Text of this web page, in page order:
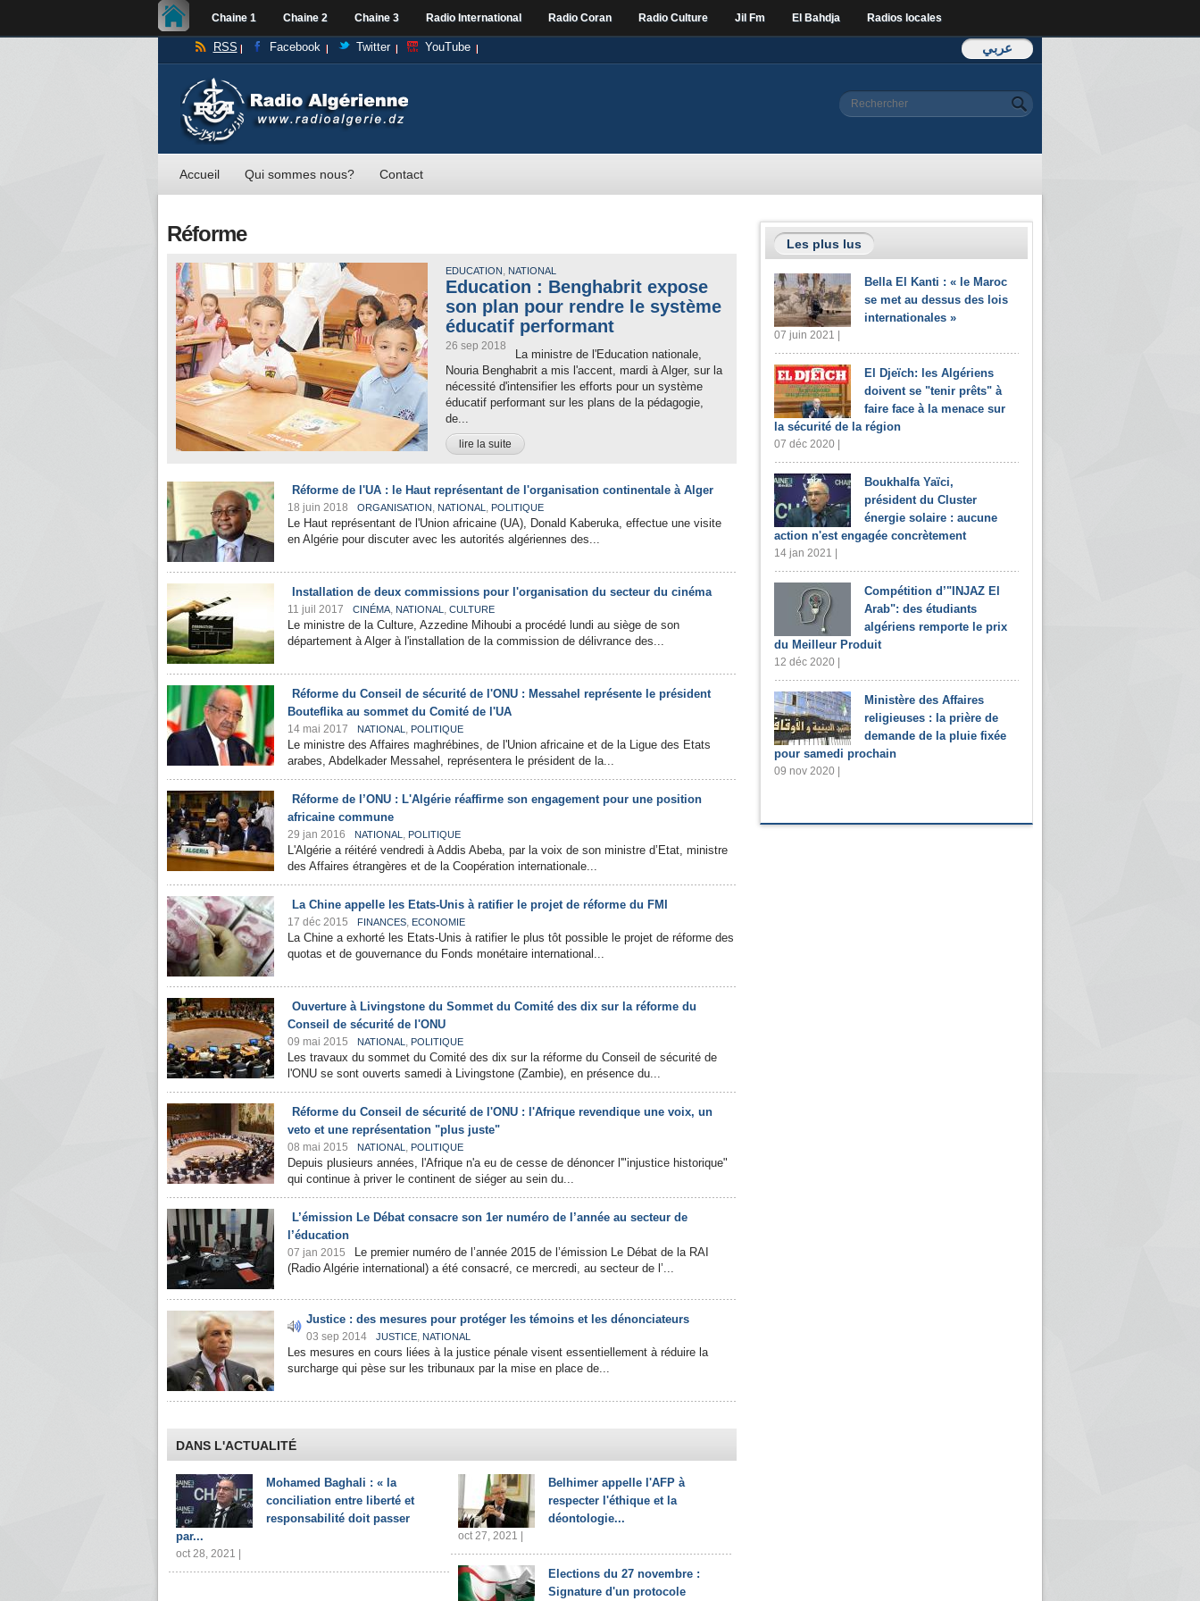
Chaine 1 Chaine 2 Chaine 3 Radio International Radio Coran Radio Culture Jil Fm El Bahdja Radios locales
عربي RSS Facebook Twitter YouTube
Formulaire de
Rechercher
Accueil Qui sommes nous? Contact
Réforme
EDUCATION, NATIONAL
Education : Benghabrit expose
son plan pour rendre le système
éducatif performant
26 sep 2018
La ministre de l'Education nationale,
Nouria Benghabrit a mis l'accent, mardi à Alger, sur la
nécessité d'intensifier les efforts pour un système
éducatif performant sur les plans de la pédagogie,
de...
lire la suite
Réforme de l'UA : le Haut représentant de l'organisation continentale à Alger
18 juin 2018 ORGANISATION, NATIONAL , POLITIQUE
Le Haut représentant de l'Union africaine (UA), Donald Kaberuka, effectue une visite
en Algérie pour discuter avec les autorités algériennes des...
Installation de deux commissions pour l'organisation du secteur du cinéma
11 juil 2017 CINÉMA, NATIONAL , CULTURE
Le ministre de la Culture, Azzedine Mihoubi a procédé lundi au siège de son
département à Alger à l'installation de la commission de délivrance des...
Réforme du Conseil de sécurité de l'ONU : Messahel représente le président
Bouteflika au sommet du Comité de l'UA
14 mai 2017 NATIONAL , POLITIQUE
Le ministre des Affaires maghrébines, de l'Union africaine et de la Ligue des Etats
arabes, Abdelkader Messahel, représentera le président de la...
Réforme de l’ONU : L'Algérie réaffirme son engagement pour une position
africaine commune
29 jan 2016 NATIONAL , POLITIQUE
L'Algérie a réitéré vendredi à Addis Abeba, par la voix de son ministre d’Etat, ministre
des Affaires étrangères et de la Coopération internationale...
La Chine appelle les Etats-Unis à ratifier le projet de réforme du FMI
17 déc 2015 FINANCES, ECONOMIE
La Chine a exhorté les Etats-Unis à ratifier le plus tôt possible le projet de réforme des
quotas et de gouvernance du Fonds monétaire international...
Ouverture à Livingstone du Sommet du Comité des dix sur la réforme du
Conseil de sécurité de l'ONU
09 mai 2015 NATIONAL , POLITIQUE
Les travaux du sommet du Comité des dix sur la réforme du Conseil de sécurité de
l'ONU se sont ouverts samedi à Livingstone (Zambie), en présence du...
Réforme du Conseil de sécurité de l'ONU : l'Afrique revendique une voix, un
veto et une représentation "plus juste"
08 mai 2015 NATIONAL , POLITIQUE
Depuis plusieurs années, l'Afrique n'a eu de cesse de dénoncer l'"injustice historique"
qui continue à priver le continent de siéger au sein du...
L’émission Le Débat consacre son 1er numéro de l’année au secteur de
l’éducation
07 jan 2015
Le premier numéro de l’année 2015 de l’émission Le Débat de la RAI
(Radio Algérie international) a été consacré, ce mercredi, au secteur de l’...
Justice : des mesures pour protéger les témoins et les dénonciateurs
03 sep 2014 JUSTICE, NATIONAL
Les mesures en cours liées à la justice pénale visent essentiellement à réduire la
surcharge qui pèse sur les tribunaux par la mise en place de...
DANS L'ACTUALITÉ
Mohamed Baghali : « la
conciliation entre liberté et
responsabilité doit passer
par...
oct 28, 2021 |
Belhimer appelle l'AFP à
respecter l'éthique et la
déontologie...
oct 27, 2021 |
Elections du 27 novembre :
Signature d'un protocole
Les plus lus
Bella El Kanti : « le Maroc
se met au dessus des lois
internationales »
07 juin 2021 |
El Djeïch: les Algériens
doivent se "tenir prêts" à
faire face à la menace sur
la sécurité de la région
07 déc 2020 |
Boukhalfa Yaïci,
président du Cluster
énergie solaire : aucune
action n'est engagée concrètement
14 jan 2021 |
Compétition d’"INJAZ El
Arab": des étudiants
algériens remporte le prix
du Meilleur Produit
12 déc 2020 |
Ministère des Affaires
religieuses : la prière de
demande de la pluie fixée
pour samedi prochain
09 nov 2020 |